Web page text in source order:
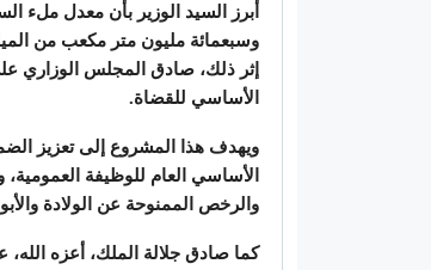
وسبعمائة مليون متر مكعب من
إثر ذلك، صادق المجلس الوزاري
الأساسي للقضاة.
ويهدف هذا المشروع إلى تعزيز
الأساسي العام للوظيفة
والرخص الممنوحة عن الولادة
كما صادق جلالة الملك، أعزه